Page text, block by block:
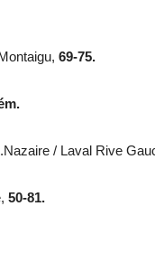
69-75.
/ Laval Rive
50-81.